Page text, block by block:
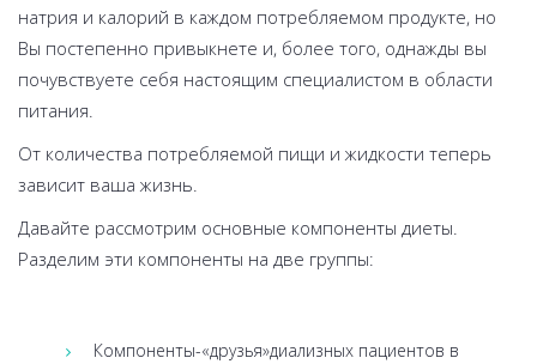
натрия и калорий в каждом потребляемом продукте, но
Вы постепенно привыкнете и, более того, однажды вы
почувствуете себя настоящим специалистом в области
питания.
От количества потребляемой пищи и жидкости теперь
зависит ваша жизнь.
Давайте рассмотрим основные компоненты диеты.
Разделим эти компоненты на две группы:
Компоненты-«друзья»диализных пациентов в